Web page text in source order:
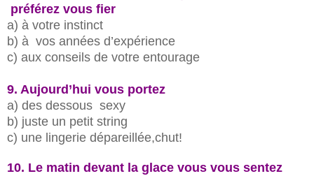
préférez vous fier
a) à votre instinct
b) à vos années d’expérience
c) aux conseils de votre entourage
9. Aujourd’hui vous portez
a) des dessous sexy
b) juste un petit string
c) une lingerie dépareillée,chut!
10. Le matin devant la glace vous vous sentez